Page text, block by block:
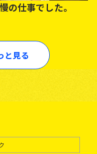
の仕事でした。
と見る